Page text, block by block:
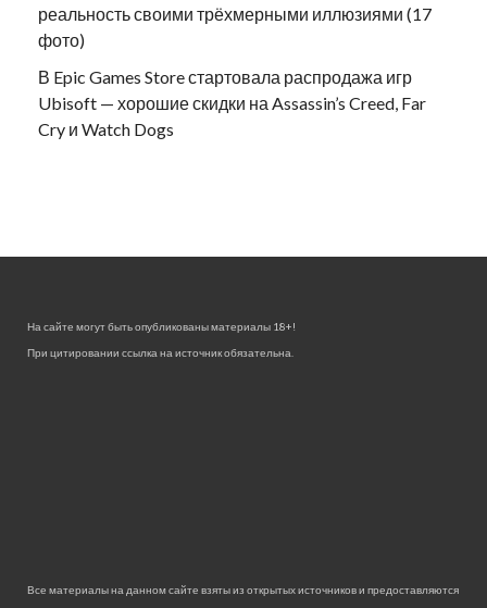
реальность своими трёхмерными иллюзиями (17
фото)
В Epic Games Store стартовала распродажа игр
Ubisoft — хорошие скидки на Assassin’s Creed, Far
Cry и Watch Dogs
На сайте могут быть опубликованы материалы 18+!
При цитировании ссылка на источник обязательна.
Все материалы на данном сайте взяты из открытых источников и предоставляются